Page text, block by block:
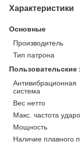
Характеристики
Основные
Производитель
Тип патрона
Пользовательские
Антивибрационная
система
Вес нетто
Макс. частота
Мощность
Наличие плавного